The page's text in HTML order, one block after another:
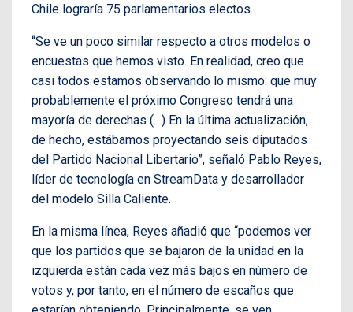
Chile lograría 75 parlamentarios electos.
“Se ve un poco similar respecto a otros modelos o
encuestas que hemos visto. En realidad, creo que
casi todos estamos observando lo mismo: que muy
probablemente el próximo Congreso tendrá una
mayoría de derechas (…) En la última actualización,
de hecho, estábamos proyectando seis diputados
del Partido Nacional Libertario”, señaló Pablo Reyes,
líder de tecnología en StreamData y desarrollador
del modelo Silla Caliente.
En la misma línea, Reyes añadió que “podemos ver
que los partidos que se bajaron de la unidad en la
izquierda están cada vez más bajos en número de
votos y, por tanto, en el número de escaños que